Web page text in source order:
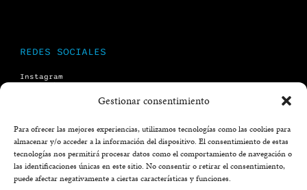
Gestionar consentimiento
Para ofrecer las mejores experiencias, utilizamos tecnologías como las cookies para
almacenar y/o acceder a la información del dispositivo. El consentimiento de estas
tecnologías nos permitirá procesar datos como el comportamiento de navegación o
las identificaciones únicas en este sitio. No consentir o retirar el consentimiento,
puede afectar negativamente a ciertas características y funciones.
REDES SOCIALES
Instagram
LEGAL
Aviso legal
Política de privacidad